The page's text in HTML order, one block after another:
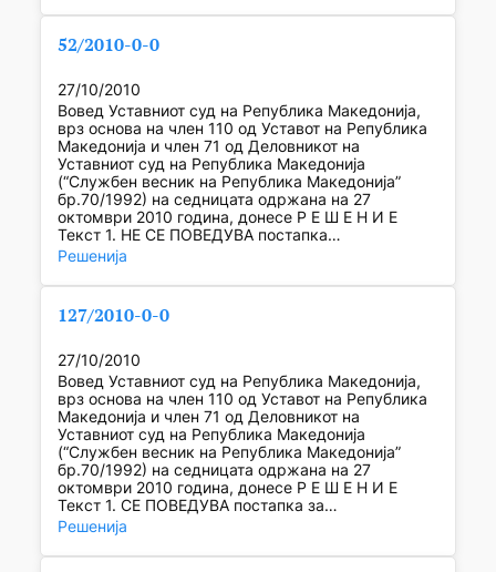
52/2010-0-0
27/10/2010
Вовед Уставниот суд на Република Македонија,
врз основа на член 110 од Уставот на Република
Македонија и член 71 од Деловникот на
Уставниот суд на Република Македонија
(“Службен весник на Република Македонија”
бр.70/1992) на седницата одржана на 27
октомври 2010 година, донесе Р Е Ш Е Н И Е
Текст 1. НЕ СЕ ПОВЕДУВА постапка…
Решенија
127/2010-0-0
27/10/2010
Вовед Уставниот суд на Република Македонија,
врз основа на член 110 од Уставот на Република
Македонија и член 71 од Деловникот на
Уставниот суд на Република Македонија
(“Службен весник на Република Македонија”
бр.70/1992) на седницата одржана на 27
октомври 2010 година, донесе Р Е Ш Е Н И Е
Текст 1. СЕ ПОВЕДУВА постапка за…
Решенија